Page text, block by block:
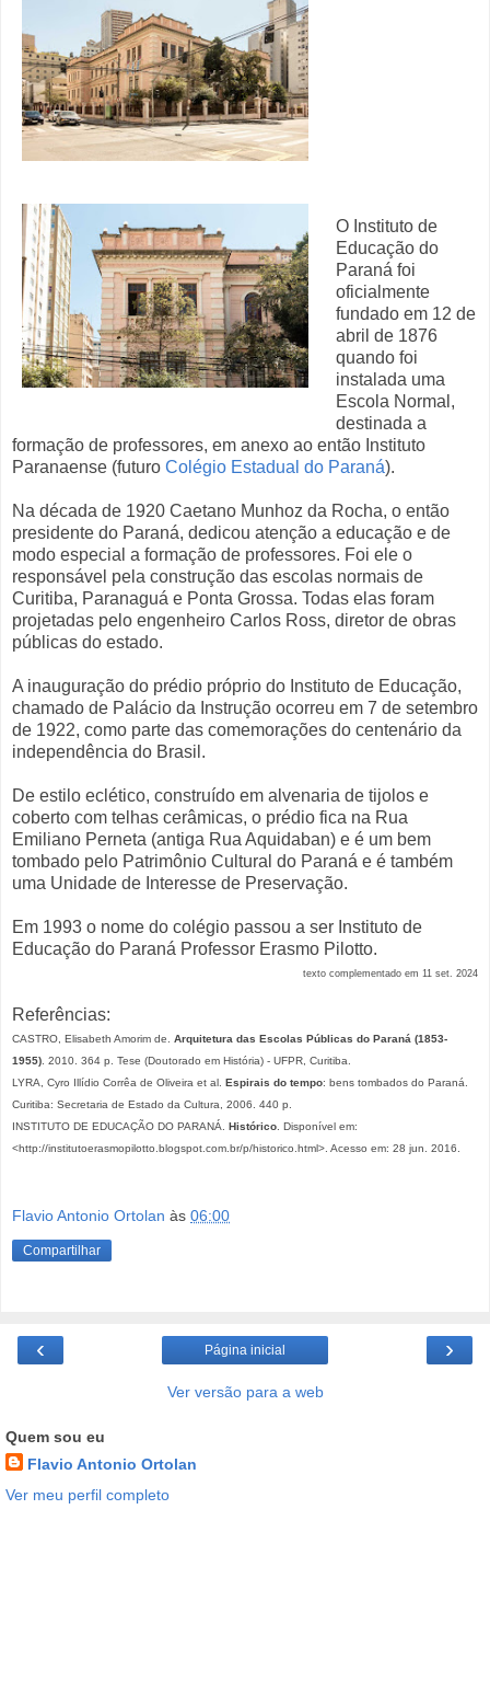
O Instituto de
Educação do
Paraná foi
oficialmente
fundado em 12 de
abril de 1876
quando foi
instalada uma
Escola Normal,
destinada a
formação de professores, em anexo ao então Instituto
Paranaense (futuro Colégio Estadual do Paraná).
Na década de 1920 Caetano Munhoz da Rocha, o então
presidente do Paraná, dedicou atenção a educação e de
modo especial a formação de professores. Foi ele o
responsável pela construção das escolas normais de
Curitiba, Paranaguá e Ponta Grossa. Todas elas foram
projetadas pelo engenheiro Carlos Ross, diretor de obras
públicas do estado.
A inauguração do prédio próprio do Instituto de Educação,
chamado de Palácio da Instrução ocorreu em 7 de setembro
de 1922, como parte das comemorações do centenário da
independência do Brasil.
De estilo eclético, construído em alvenaria de tijolos e
coberto com telhas cerâmicas, o prédio fica na Rua
Emiliano Perneta (antiga Rua Aquidaban) e é um bem
tombado pelo Patrimônio Cultural do Paraná e é também
uma Unidade de Interesse de Preservação.
Em 1993 o nome do colégio passou a ser Instituto de
Educação do Paraná Professor Erasmo Pilotto.
texto complementado em 11 set. 2024
Referências:
CASTRO, Elisabeth Amorim de. Arquitetura das Escolas Públicas do Paraná (1853-
1955) . 2010. 364 p. Tese (Doutorado em História) - UFPR, Curitiba.
LYRA, Cyro Illídio Corrêa de Oliveira et al. Espirais do tempo: bens tombados do Paraná.
Curitiba: Secretaria de Estado da Cultura, 2006. 440 p.
INSTITUTO DE EDUCAÇÃO DO PARANÁ. Histórico . Disponível em:
<http://institutoerasmopilotto.blogspot.com.br/p/historico.html>. Acesso em: 28 jun. 2016.
Flavio Antonio Ortolan às 06:00
Compartilhar
‹ ›
Página inicial
Ver versão para a web
Quem sou eu
Flavio Antonio Ortolan
Ver meu perfil completo